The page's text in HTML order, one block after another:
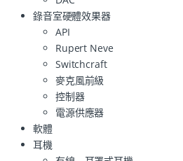
錄音室硬體效果器
API
Rupert Neve
Switchcraft
麥克風前級
控制器
電源供應器
軟體
耳機